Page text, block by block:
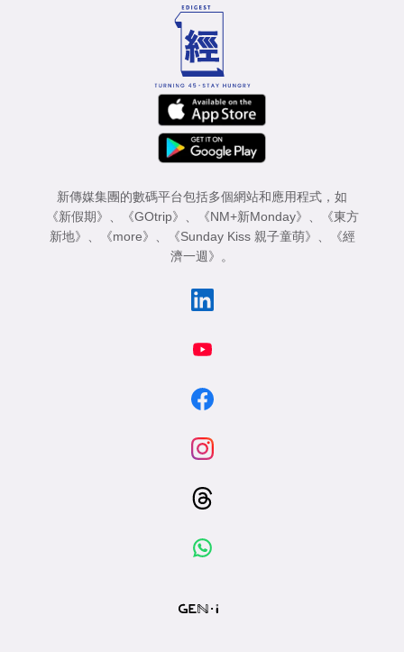
閱
新傳媒集團的數碼平台包括多個網站和應用程式，如
《新假期》 、 《GOtrip》 、 《NM+新Monday》 、
《東方
新地》 、 《more》 、 《Sunday Kiss 親子童萌》 、
《經
濟一週》 。